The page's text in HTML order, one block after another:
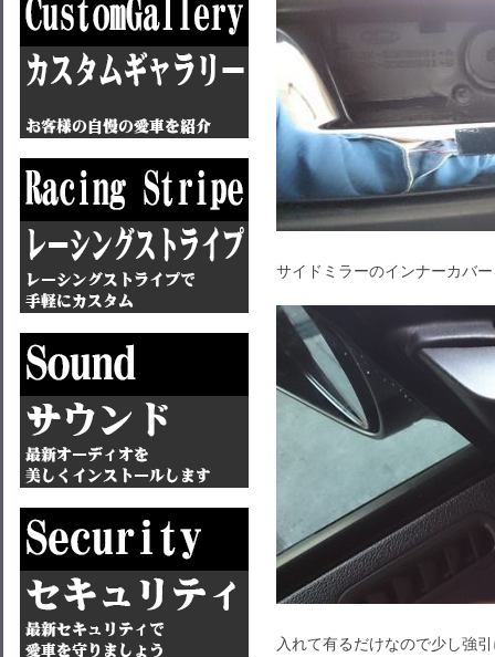
サイドミラーのインナーカバ
入れて有るだけなので少し強